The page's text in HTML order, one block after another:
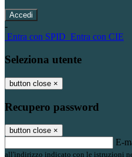
-
Entra con SPID Entra con CIE
Seleziona utente
button close ×
Recupero password
button close ×
E-
all'indirizzo indicato con le istruzioni